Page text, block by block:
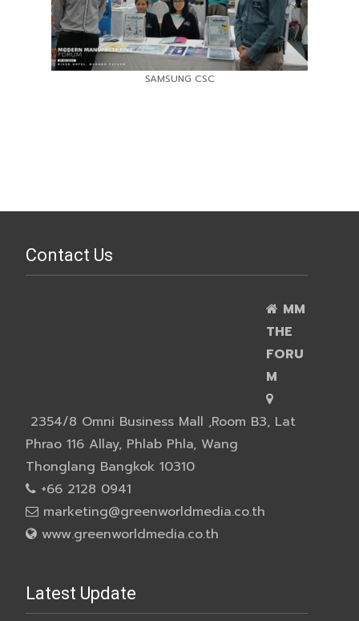
SAMSUNG CSC
Contact Us
MM
THE
FORU
M
2354/8 Omni Business Mall ,Room B3, Lat
Phrao 116 Allay, Phlab Phla, Wang
Thonglang Bangkok 10310
+66 2128 0941
marketing@greenworldmedia.co.th
www.greenworldmedia.co.th
Latest Update